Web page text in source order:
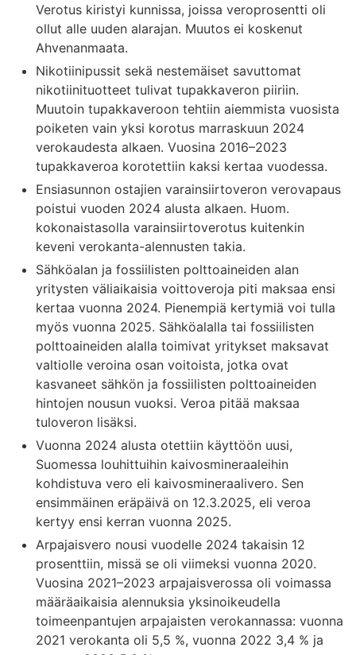
Verotus kiristyi kunnissa, joissa veroprosentti oli
ollut alle uuden alarajan. Muutos ei koskenut
Ahvenanmaata.
Nikotiinipussit sekä nestemäiset savuttomat
nikotiinituotteet tulivat tupakkaveron piiriin.
Muutoin tupakkaveroon tehtiin aiemmista vuosista
poiketen vain yksi korotus marraskuun 2024
verokaudesta alkaen. Vuosina 2016–2023
tupakkaveroa korotettiin kaksi kertaa vuodessa.
Ensiasunnon ostajien varainsiirtoveron verovapaus
poistui vuoden 2024 alusta alkaen. Huom.
kokonaistasolla varainsiirtoverotus kuitenkin
keveni verokanta-alennusten takia.
Sähköalan ja fossiilisten polttoaineiden alan
yritysten väliaikaisia voittoveroja piti maksaa ensi
kertaa vuonna 2024. Pienempiä kertymiä voi tulla
myös vuonna 2025. Sähköalalla tai fossiilisten
polttoaineiden alalla toimivat yritykset maksavat
valtiolle veroina osan voitoista, jotka ovat
kasvaneet sähkön ja fossiilisten polttoaineiden
hintojen nousun vuoksi. Veroa pitää maksaa
tuloveron lisäksi.
Vuonna 2024 alusta otettiin käyttöön uusi,
Suomessa louhittuihin kaivosmineraaleihin
kohdistuva vero eli kaivosmineraalivero. Sen
ensimmäinen eräpäivä on 12.3.2025, eli veroa
kertyy ensi kerran vuonna 2025.
Arpajaisvero nousi vuodelle 2024 takaisin 12
prosenttiin, missä se oli viimeksi vuonna 2020.
Vuosina 2021–2023 arpajaisverossa oli voimassa
määräaikaisia alennuksia yksinoikeudella
toimeenpantujen arpajaisten verokannassa: vuonna
2021 verokanta oli 5,5 %, vuonna 2022 3,4 % ja